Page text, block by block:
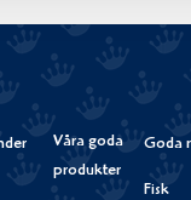
Våra goda
produkter
Goda
Fisk